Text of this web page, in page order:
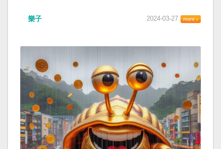
樂子 2024-03-27